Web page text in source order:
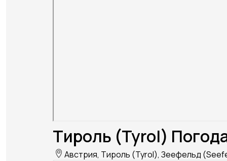
Тироль (Tyrol)
Австрия, Тироль (Tyrol), Зеефельд